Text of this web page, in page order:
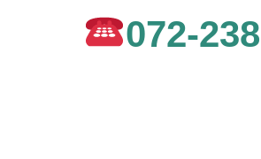
072-